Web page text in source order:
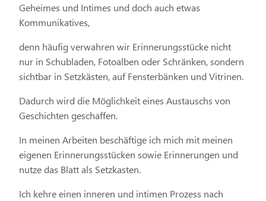
Geheimes und Intimes und doch auch etwas
Kommunikatives,
denn häufig verwahren wir Erinnerungsstücke nicht
nur in Schubladen, Fotoalben oder Schränken, sondern
sichtbar in Setzkästen, auf Fensterbänken und Vitrinen.
Dadurch wird die Möglichkeit eines Austauschs von
Geschichten geschaffen.
In meinen Arbeiten beschäftige ich mich mit meinen
eigenen Erinnerungsstücken sowie Erinnerungen und
nutze das Blatt als Setzkasten.
Ich kehre einen inneren und intimen Prozess nach